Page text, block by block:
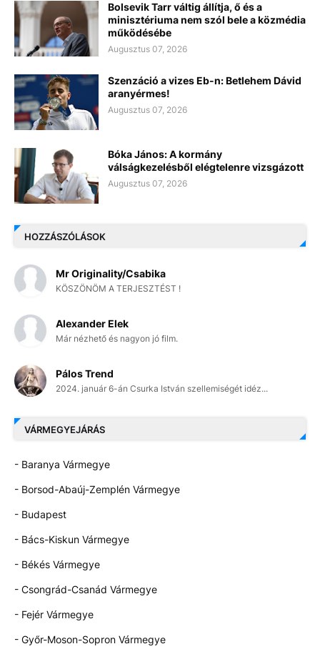
Bolsevik Tarr váltig állítja, ő és a
minisztériuma nem szól bele a közmédia
működésébe
Augusztus 07, 2026
Szenzáció a vizes Eb-n: Betlehem Dávid
aranyérmes!
Augusztus 07, 2026
Bóka János: A kormány
válságkezelésből elégtelenre vizsgázott
Augusztus 07, 2026
HOZZÁSZÓLÁSOK
Mr Originality/Csabika
KÖSZÖNÖM A TERJESZTÉST !
Alexander Elek
Már nézhető és nagyon jó film.
Pálos Trend
2024. január 6-án Csurka István szellemiségét idéz...
VÁRMEGYEJÁRÁS
- Baranya Vármegye
- Borsod-Abaúj-Zemplén Vármegye
- Budapest
- Bács-Kiskun Vármegye
- Békés Vármegye
- Csongrád-Csanád Vármegye
- Fejér Vármegye
- Győr-Moson-Sopron Vármegye